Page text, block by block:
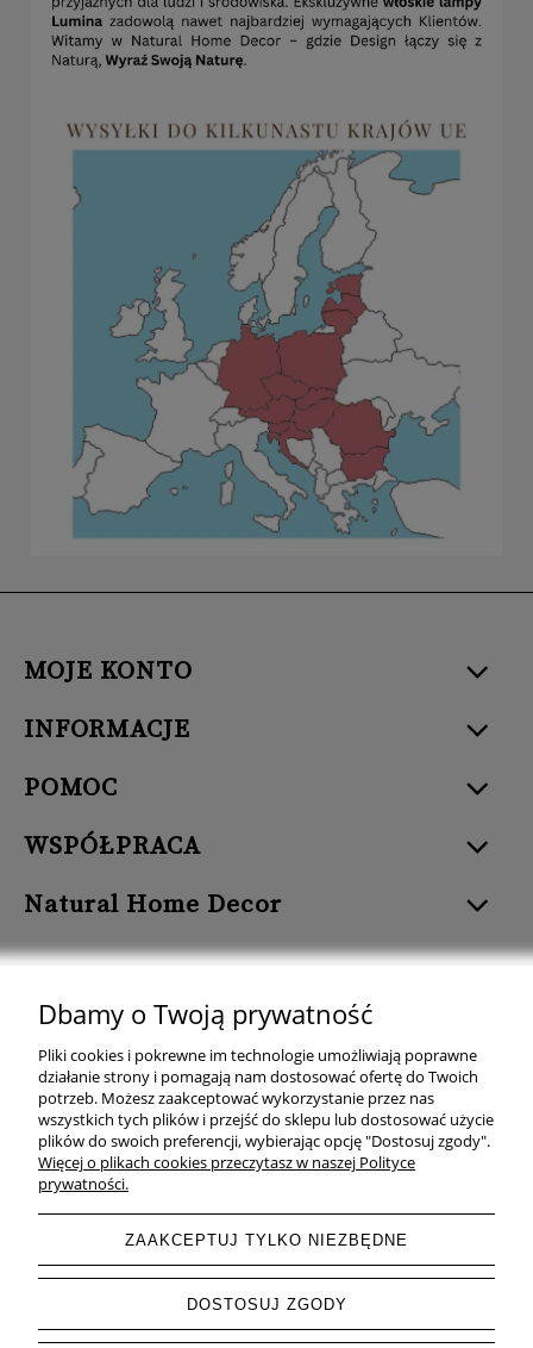
MOJE KONTO
INFORMACJE
POMOC
WSPÓŁPRACA
Natural Home Decor
Natural Home Decor | E-mail: sklep at naturalhomedecor.pl | Tel.:
507 707 299| NIP: 7971800592 | REGON: 381429127
Copyright © 2026 - Naturalhomedecor.pl
Dbamy o Twoją prywatność
Pliki cookies i pokrewne im technologie umożliwiają poprawne
działanie strony i pomagają nam dostosować ofertę do Twoich
potrzeb. Możesz zaakceptować wykorzystanie przez nas
wszystkich tych plików i przejść do sklepu lub dostosować użycie
plików do swoich preferencji, wybierając opcję "Dostosuj zgody".
Więcej o plikach cookies przeczytasz w naszej Polityce
prywatności.
ZAAKCEPTUJ TYLKO NIEZBĘDNE
DOSTOSUJ ZGODY